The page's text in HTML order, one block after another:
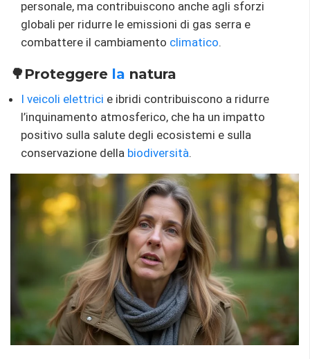
personale, ma contribuiscono anche agli sforzi
globali per ridurre le emissioni di gas serra e
combattere il cambiamento climatico.
🌳Proteggere la natura
I veicoli elettrici e ibridi contribuiscono a ridurre
l’inquinamento atmosferico, che ha un impatto
positivo sulla salute degli ecosistemi e sulla
conservazione della biodiversità.